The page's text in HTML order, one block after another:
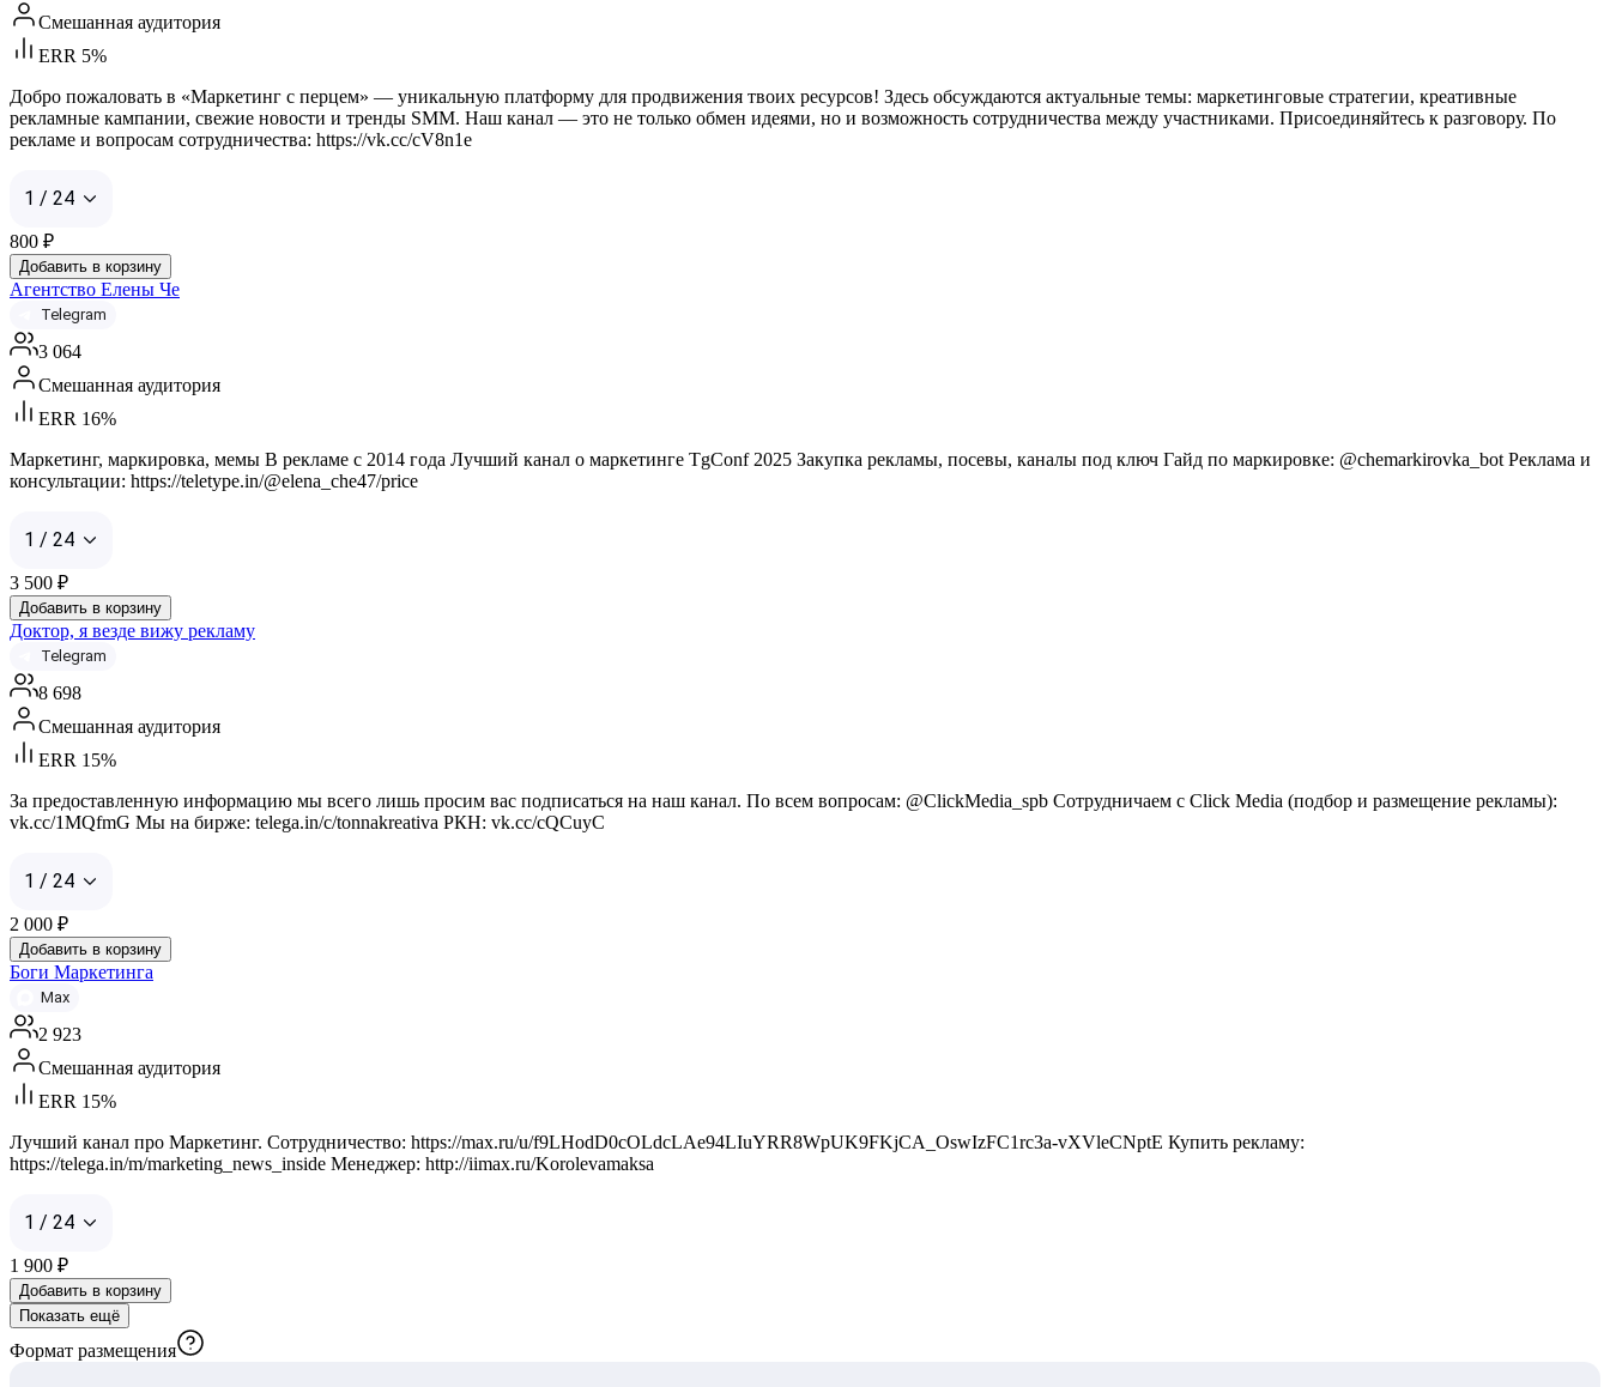
Смешанная аудитория
ERR 5%
Добро пожаловать в «Маркетинг с перцем» — уникальную платформу для продвижения твоих ресурсов! Здесь обсуждаются актуальные темы: маркетинговые стратегии, креативные
рекламные кампании, свежие новости и тренды SMM. Наш канал — это не только обмен идеями, но и возможность сотрудничества между участниками. Присоединяйтесь к разговору. По
рекламе и вопросам сотрудничества: https://vk.cc/cV8n1e
1 / 24
800 ₽
Добавить в корзину
Агентство Елены Че
Telegram
3 064
Смешанная аудитория
ERR 16%
Маркетинг, маркировка, мемы В рекламе с 2014 года Лучший канал о маркетинге TgConf 2025 Закупка рекламы, посевы, каналы под ключ Гайд по маркировке: @chemarkirovka_bot Реклама и
консультации: https://teletype.in/@elena_che47/price
1 / 24
3 500 ₽
Добавить в корзину
Доктор, я везде вижу рекламу
Telegram
8 698
Смешанная аудитория
ERR 15%
За предоставленную информацию мы всего лишь просим вас подписаться на наш канал. По всем вопросам: @ClickMedia_spb Сотрудничаем с Click Media (подбор и размещение рекламы):
vk.cc/1MQfmG Мы на бирже: telega.in/c/tonnakreativa РКН: vk.cc/cQCuyC
1 / 24
2 000 ₽
Добавить в корзину
Боги Маркетинга
Max
2 923
Смешанная аудитория
ERR 15%
Лучший канал про Маркетинг. Сотрудничество: https://max.ru/u/f9LHodD0cOLdcLAe94LIuYRR8WpUK9FKjCA_OswIzFC1rc3a-vXVleCNptE Купить рекламу:
https://telega.in/m/marketing_news_inside Менеджер: http://iimax.ru/Korolevamaksa
1 / 24
1 900 ₽
Добавить в корзину
Показать ещё
Формат размещения